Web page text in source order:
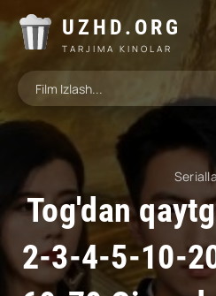
UZHD.ORG
TARJIMA KINOLAR
Tog'dan
2-3-4-5-10-